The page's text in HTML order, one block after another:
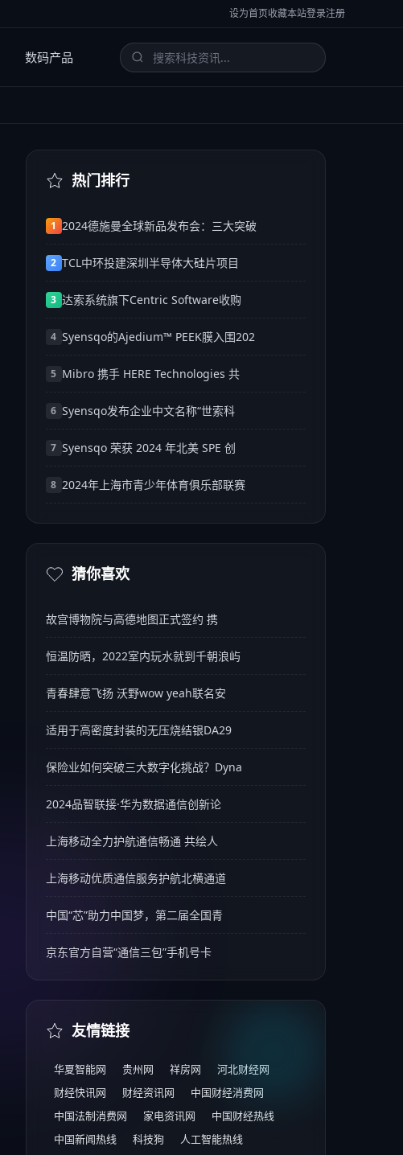
设为首页收藏本站登录注册
数码产品
热门排行
1 2024德施曼全球新品发布会：三大突破
2 TCL中环投建深圳半导体大硅片项目
3 达索系统旗下Centric Software收购
4 Syensqo的Ajedium™ PEEK膜入围202
5 Mibro 携手 HERE Technologies 共
6 Syensqo发布企业中文名称“世索科
7 Syensqo 荣获 2024 年北美 SPE 创
8 2024年上海市青少年体育俱乐部联赛
猜你喜欢
故宫博物院与高德地图正式签约 携
恒温防晒，2022室内玩水就到千朝浪屿
青春肆意飞扬 沃野wow yeah联名安
适用于高密度封装的无压烧结银DA29
保险业如何突破三大数字化挑战？Dyna
2024品智联接·华为数据通信创新论
上海移动全力护航通信畅通 共绘人
上海移动优质通信服务护航北横通道
中国“芯”助力中国梦，第二届全国青
京东官方自营“通信三包”手机号卡
友情链接
华夏智能网 贵州网 祥房网
河北财经网
财经快讯网
财经资讯网
中国财经消费网
中国法制消费网
家电资讯网
中国财经热线
中国新闻热线
科技狗
人工智能热线